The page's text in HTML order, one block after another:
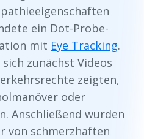
ein Dot-Probe-
mit Eye Tracking.
zunächst Videos
zeigten,
oder
Anschließend wurden
von schmerzhaften